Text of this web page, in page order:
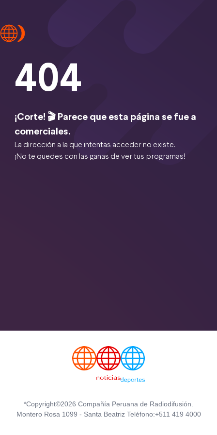
404
¡Corte! 🎬 Parece que esta página se fue a
comerciales.
La dirección a la que intentas acceder no existe.
¡No te quedes con las ganas de ver tus programas!
*Copyright©2026 Compañía Peruana de Radiodifusión.
Montero Rosa 1099 - Santa Beatriz Teléfono:+511 419 4000